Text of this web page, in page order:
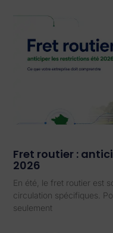
Fret routier :
2026
En été, le fret routier est
circulation spécifiques.
seulement